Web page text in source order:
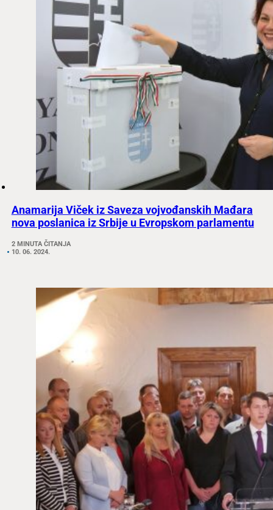
Anamarija Viček iz Saveza vojvođanskih Mađara
nova poslanica iz Srbije u Evropskom parlamentu
2 MINUTA ČITANJA
10. 06. 2024.